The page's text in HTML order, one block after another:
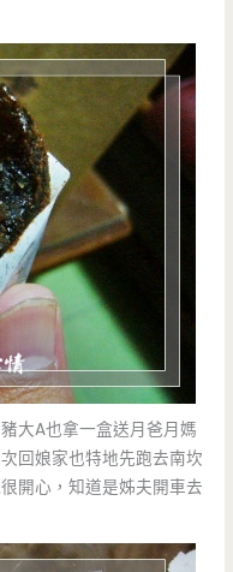
大A也拿一盒送月爸月媽
回娘家也特地先跑去南坎
開心，知道是姊夫開車去